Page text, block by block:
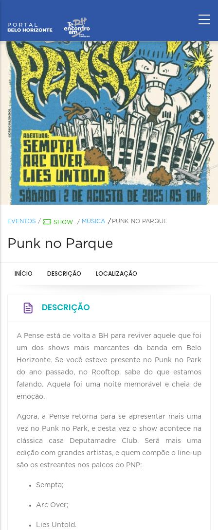
EVENTOS / SHOW / MÚSICA PUNK NO PARQUE
Punk no Parque
INÍCIO DESCRIÇÃO LOCALIZAÇÃO
DESCRIÇÃO
A Pense está de volta a BH para reviver aquele que foi
um dos shows mais marcantes da banda em Belo
Horizonte. Se você esteve presente no Punk no Park
do ano passado, no Rooftop, sabe do que estamos
falando. Aquela foi uma noite memorável e cheia de
emoção.
Agora, a Pense retorna para se apresentar mais uma
vez no Punk no Park, e desta vez o show acontece na
clássica casa Deputamadre Club. Será mais uma
edição com grandes artistas, e quem compõe o line-up
são os estreantes nos palcos do PNP:
Sempta;
Arc Over;
Lies Untold.